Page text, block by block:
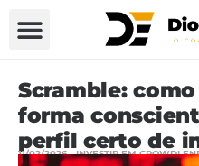
Scramble:
forma
perfil certo de
11/02/2026 INVESTIR EM